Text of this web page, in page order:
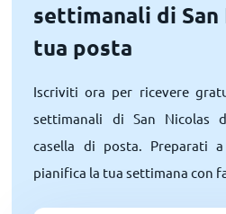
settimanali di San
tua posta
Iscriviti ora per ricevere
settimanali di San Nicolas
casella di posta. Preparati
pianifica la tua settimana con